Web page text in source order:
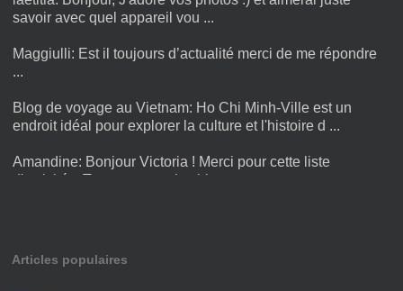
savoir avec quel appareil vou ...
Maggiulli: Est il toujours d’actualité merci de me répondre
...
Blog de voyage au Vietnam: Ho Chi Minh-Ville est un
endroit idéal pour explorer la culture et l'histoire d ...
Amandine: Bonjour Victoria ! Merci pour cette liste
d'activités. Trop rare sont les blogs ...
Articles populaires